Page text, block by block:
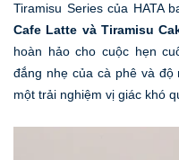
Tiramisu Series của HATA
Cafe Latte và Tiramisu
hoàn hảo cho cuộc hẹn
đắng nhẹ của cà phê và độ
một trải nghiệm vị giác khó